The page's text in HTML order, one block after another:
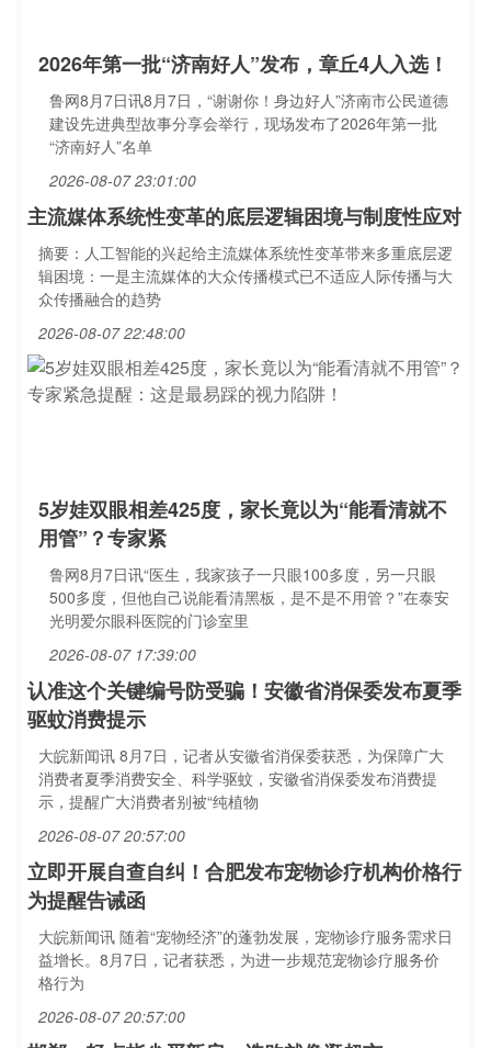
2026年第一批“济南好人”发布，章丘4人入选！
鲁网8月7日讯8月7日，“谢谢你！身边好人”济南市公民道德
建设先进典型故事分享会举行，现场发布了2026年第一批
“济南好人”名单
2026-08-07 23:01:00
主流媒体系统性变革的底层逻辑困境与制度性应对
摘要：人工智能的兴起给主流媒体系统性变革带来多重底层逻
辑困境：一是主流媒体的大众传播模式已不适应人际传播与大
众传播融合的趋势
2026-08-07 22:48:00
5岁娃双眼相差425度，家长竟以为“能看清就不
用管”？专家紧
鲁网8月7日讯“医生，我家孩子一只眼100多度，另一只眼
500多度，但他自己说能看清黑板，是不是不用管？”在泰安
光明爱尔眼科医院的门诊室里
2026-08-07 17:39:00
认准这个关键编号防受骗！安徽省消保委发布夏季
驱蚊消费提示
大皖新闻讯 8月7日，记者从安徽省消保委获悉，为保障广大
消费者夏季消费安全、科学驱蚊，安徽省消保委发布消费提
示，提醒广大消费者别被“纯植物
2026-08-07 20:57:00
立即开展自查自纠！合肥发布宠物诊疗机构价格行
为提醒告诫函
大皖新闻讯 随着“宠物经济”的蓬勃发展，宠物诊疗服务需求日
益增长。8月7日，记者获悉，为进一步规范宠物诊疗服务价
格行为
2026-08-07 20:57:00